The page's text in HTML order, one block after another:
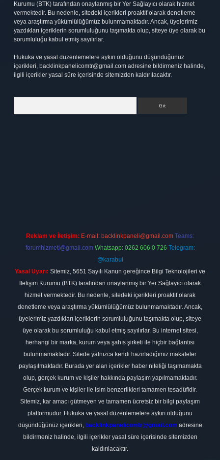
Kurumu (BTK) tarafından onaylanmış bir Yer Sağlayıcı olarak hizmet
vermektedir. Bu nedenle, sitedeki içerikleri proaktif olarak denetleme
veya araştırma yükümlülüğümüz bulunmamaktadır. Ancak, üyelerimiz
yazdıkları içeriklerin sorumluluğunu taşımakta olup, siteye üye olarak bu
sorumluluğu kabul etmiş sayılırlar.
Hukuka ve yasal düzenlemelere aykırı olduğunu düşündüğünüz
içerikleri, backlinkpanelicomtr@gmail.com adresine bildirmeniz halinde,
ilgili içerikler yasal süre içerisinde sitemizden kaldırılacaktır.
Reklam ve İletişim: E-mail: backlinkpaneli@gmail.com Teams:
forumhizmeti@gmail.com Whatsapp: 0262 606 0 726 Telegram:
@karabul
Yasal Uyarı: Sitemiz, 5651 Sayılı Kanun gereğince Bilgi Teknolojileri ve
İletişim Kurumu (BTK) tarafından onaylanmış bir Yer Sağlayıcı olarak
hizmet vermektedir. Bu nedenle, sitedeki içerikleri proaktif olarak
denetleme veya araştırma yükümlülüğümüz bulunmamaktadır. Ancak,
üyelerimiz yazdıkları içeriklerin sorumluluğunu taşımakta olup, siteye
üye olarak bu sorumluluğu kabul etmiş sayılırlar. Bu internet sitesi,
herhangi bir marka, kurum veya şahıs şirketi ile hiçbir bağlantısı
bulunmamaktadır. Sitede yalnızca kendi hazırladığımız makaleler
paylaşılmaktadır. Burada yer alan içerikler haber niteliği taşımamakta
olup, gerçek kurum ve kişiler hakkında paylaşım yapılmamaktadır.
Gerçek kurum ve kişiler ile isim benzerlikleri tamamen tesadüfidir.
Sitemiz, kar amacı gütmeyen ve tamamen ücretsiz bir bilgi paylaşım
platformudur. Hukuka ve yasal düzenlemelere aykırı olduğunu
düşündüğünüz içerikleri, backlinkpanelicomtr@gmail.com adresine
bildirmeniz halinde, ilgili içerikler yasal süre içerisinde sitemizden
kaldırılacaktır.